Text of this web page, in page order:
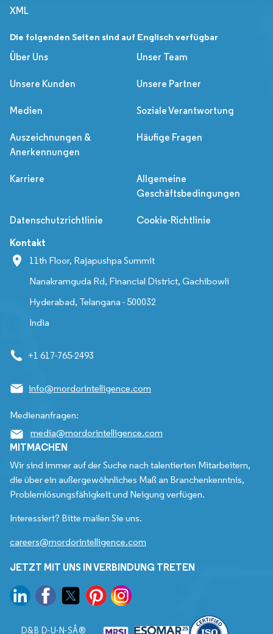
XML
Die folgenden Seiten sind auf Englisch verfügbar
Über Uns
Unser Team
Unsere Kunden Unsere Partner
Medien Soziale Verantwortung
Auszeichnungen &
Anerkennungen
Häufige Fragen
Karriere
Allgemeine
Geschäftsbedingungen
Datenschutzrichtlinie Cookie-Richtlinie
Kontakt
11th Floor, Rajapushpa Summit
Nanakramguda Rd, Financial District, Gachibowli
Hyderabad, Telangana - 500032
India
+1 617-765-2493
info@mordorintelligence.com
Medienanfragen:
media@mordorintelligence.com
MITMACHEN
Wir sind immer auf der Suche nach talentierten Mitarbeitern,
die über ein außergewöhnliches Maß an Branchenkenntnis,
Problemlösungsfähigkeit und Neigung verfügen.
Interessiert? Bitte mailen Sie uns.
careers@mordorintelligence.com
JETZT MIT UNS IN VERBINDUNG TRETEN
D&B D-U-N-SÂ®